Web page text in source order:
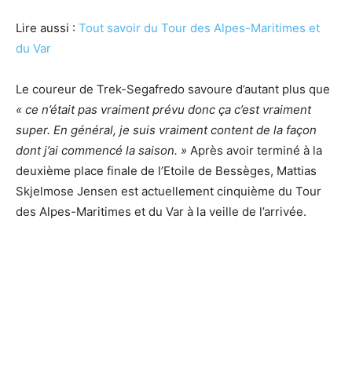
Lire aussi : Tout savoir du Tour des Alpes-Maritimes et
du Var
Le coureur de Trek-Segafredo savoure d’autant plus que
« ce n’était pas vraiment prévu donc ça c’est vraiment
super. En général, je suis vraiment content de la façon
dont j’ai commencé la saison. » Après avoir terminé à la
deuxième place finale de l’Etoile de Bessèges, Mattias
Skjelmose Jensen est actuellement cinquième du Tour
des Alpes-Maritimes et du Var à la veille de l’arrivée.